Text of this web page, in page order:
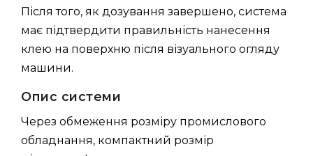
Після того, як дозування завершено, система
має підтвердити правильність нанесення
клею на поверхню після візуального огляду
машини.
Опис системи
Через обмеження розміру промислового
обладнання, компактний розмір